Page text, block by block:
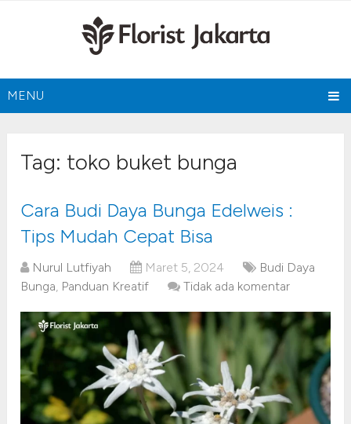
MENU
Tag: toko buket bunga
Cara Budi Daya Bunga Edelweis :
Tips Mudah Cepat Bisa
Nurul Lutfiyah Maret 5, 2024
Budi Daya
Bunga, Panduan Kreatif Tidak ada komentar